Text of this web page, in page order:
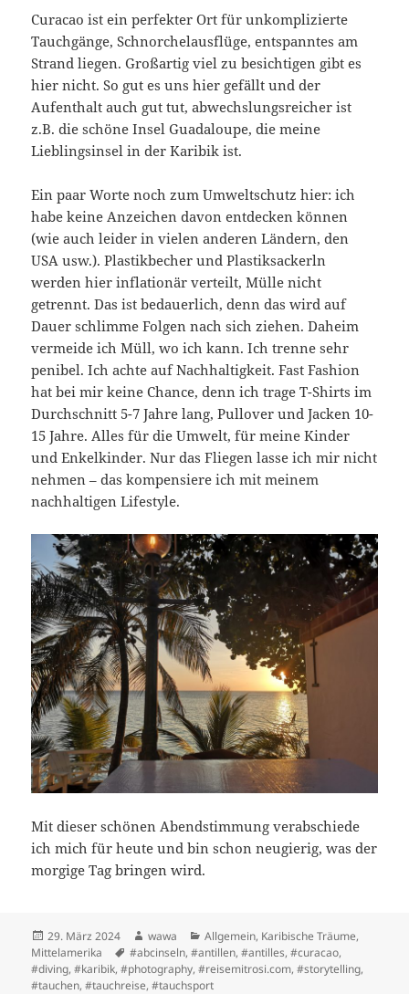
Curacao ist ein perfekter Ort für unkomplizierte
Tauchgänge, Schnorchelausflüge, entspanntes am
Strand liegen. Großartig viel zu besichtigen gibt es
hier nicht. So gut es uns hier gefällt und der
Aufenthalt auch gut tut, abwechslungsreicher ist
z.B. die schöne Insel Guadaloupe, die meine
Lieblingsinsel in der Karibik ist.
Ein paar Worte noch zum Umweltschutz hier: ich
habe keine Anzeichen davon entdecken können
(wie auch leider in vielen anderen Ländern, den
USA usw.). Plastikbecher und Plastiksackerln
werden hier inflationär verteilt, Mülle nicht
getrennt. Das ist bedauerlich, denn das wird auf
Dauer schlimme Folgen nach sich ziehen. Daheim
vermeide ich Müll, wo ich kann. Ich trenne sehr
penibel. Ich achte auf Nachhaltigkeit. Fast Fashion
hat bei mir keine Chance, denn ich trage T-Shirts im
Durchschnitt 5-7 Jahre lang, Pullover und Jacken 10-
15 Jahre. Alles für die Umwelt, für meine Kinder
und Enkelkinder. Nur das Fliegen lasse ich mir nicht
nehmen – das kompensiere ich mit meinem
nachhaltigen Lifestyle.
Mit dieser schönen Abendstimmung verabschiede
ich mich für heute und bin schon neugierig, was der
morgige Tag bringen wird.
Posted
on
29. März 2024 Author
wawa Categories
Allgemein, Karibische Träume,
Mittelamerika
Tags
#abcinseln,#antillen,#antilles,#curacao,
#diving,#karibik,#photography,#reisemitrosi.com,#storytelling,
#tauchen,#tauchreise,#tauchsport